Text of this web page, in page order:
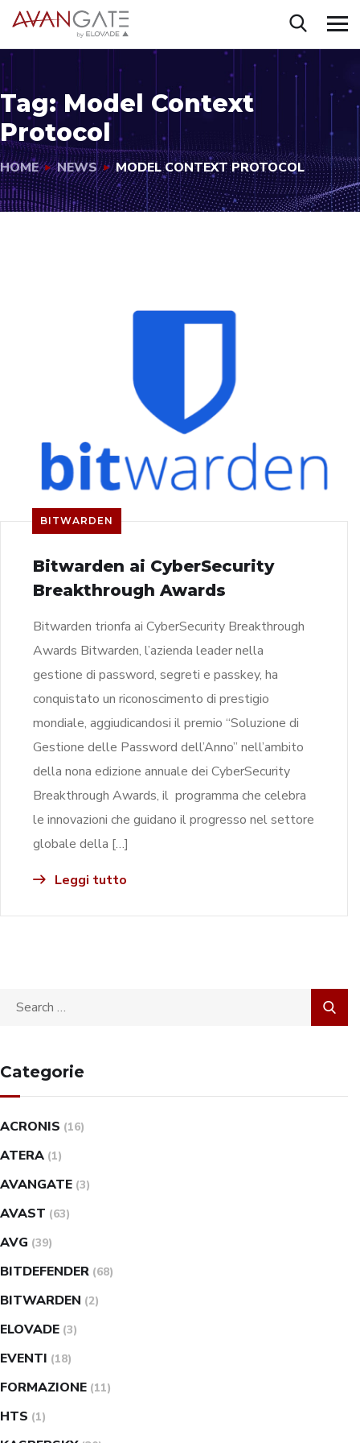
Tag: Model Context
Protocol
HOME NEWS MODEL CONTEXT PROTOCOL
BITWARDEN
Bitwarden ai CyberSecurity
Breakthrough Awards
Bitwarden trionfa ai CyberSecurity Breakthrough
Awards Bitwarden, l’azienda leader nella
gestione di password, segreti e passkey, ha
conquistato un riconoscimento di prestigio
mondiale, aggiudicandosi il premio “Soluzione di
Gestione delle Password dell’Anno” nell’ambito
della nona edizione annuale dei CyberSecurity
Breakthrough Awards, il programma che celebra
le innovazioni che guidano il progresso nel settore
globale della […]
Leggi tutto
Categorie
ACRONIS (16)
ATERA (1)
AVANGATE (3)
AVAST (63)
AVG (39)
BITDEFENDER (68)
BITWARDEN (2)
ELOVADE (3)
EVENTI (18)
FORMAZIONE (11)
HTS (1)